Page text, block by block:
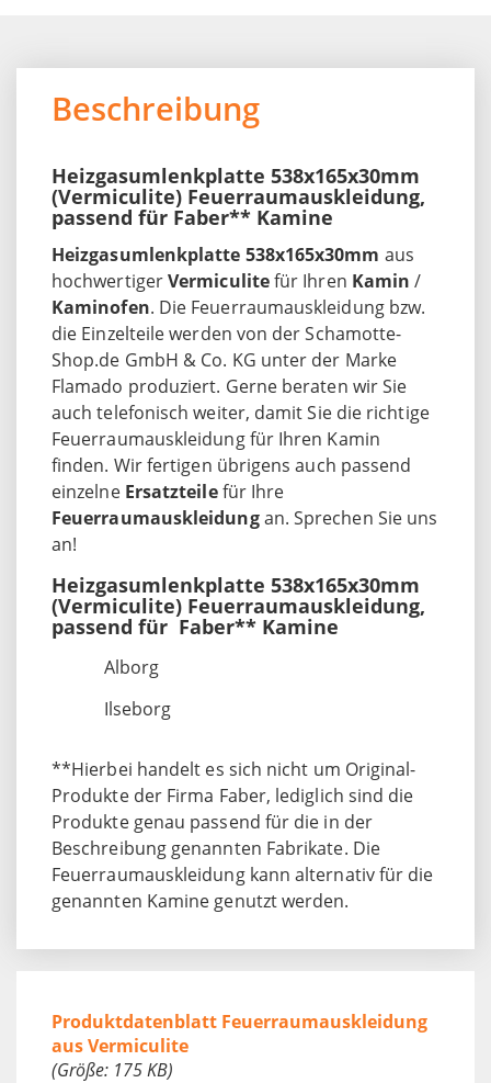
Beschreibung
Heizgasumlenkplatte 538x165x30mm
(Vermiculite) Feuerraumauskleidung,
passend für Faber** Kamine
Heizgasumlenkplatte 538x165x30mm aus
hochwertigerVermiculitefür Ihren Kamin/
Kaminofen. Die Feuerraumauskleidung bzw.
die Einzelteile werden von der Schamotte-
Shop.de GmbH & Co. KG unter der Marke
Flamado produziert. Gerne beraten wir Sie
auch telefonisch weiter, damit Sie die richtige
Feuerraumauskleidung für Ihren Kamin
finden. Wir fertigen übrigens auch passend
einzelne Ersatzteilefür Ihre
Feuerraumauskleidungan. Sprechen Sie uns
an!
Heizgasumlenkplatte 538x165x30mm
(Vermiculite) Feuerraumauskleidung,
passend für Faber** Kamine
Alborg
Ilseborg
**Hierbei handelt es sich nicht um Original-
Produkte der Firma Faber, lediglich sind die
Produkte genau passend für die in der
Beschreibung genannten Fabrikate. Die
Feuerraumauskleidung kann alternativ für die
genannten Kamine genutzt werden.
Produktdatenblatt Feuerraumauskleidung
aus Vermiculite
(Größe: 175 KB)